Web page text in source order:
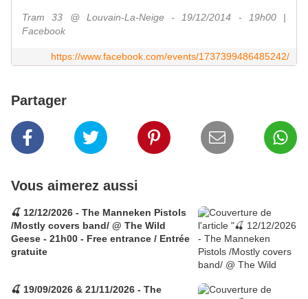
Tram 33 @ Louvain-La-Neige - 19/12/2014 - 19h00 |
Facebook
https://www.facebook.com/events/1737399486485242/
Partager
Vous aimerez aussi
🍒 12/12/2026 - The Manneken Pistols
/Mostly covers band/ @ The Wild
Geese - 21h00 - Free entrance / Entrée
gratuite
🍒 19/09/2026 & 21/11/2026 - The